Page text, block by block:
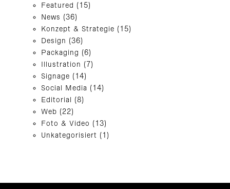
Featured (15)
News (36)
Konzept & Strategie (15)
Design (36)
Packaging (6)
Illustration (7)
Signage (14)
Social Media (14)
Editorial (8)
Web (22)
Foto & Video (13)
Unkategorisiert (1)